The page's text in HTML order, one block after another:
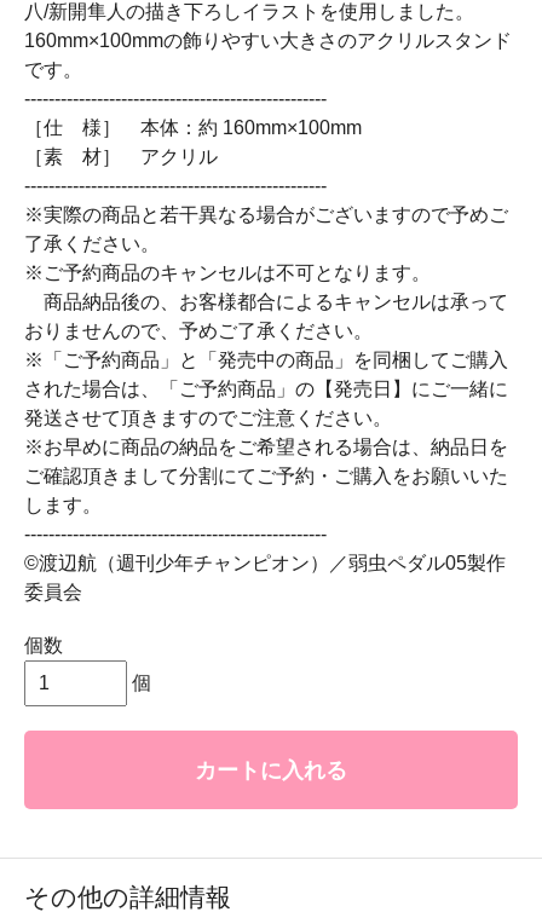
八/新開隼人の描き下ろしイラストを使用しました。
160mm×100mmの飾りやすい大きさのアクリルスタンド
です。
--------------------------------------------------
［仕 様］ 本体：約 160mm×100mm
［素 材］ アクリル
--------------------------------------------------
※実際の商品と若干異なる場合がございますので予めご
了承ください。
※ご予約商品のキャンセルは不可となります。
商品納品後の、お客様都合によるキャンセルは承って
おりませんので、予めご了承ください。
※「ご予約商品」と「発売中の商品」を同梱してご購入
された場合は、「ご予約商品」の【発売日】にご一緒に
発送させて頂きますのでご注意ください。
※お早めに商品の納品をご希望される場合は、納品日を
ご確認頂きまして分割にてご予約・ご購入をお願いいた
します。
--------------------------------------------------
©渡辺航（週刊少年チャンピオン）／弱虫ペダル05製作
委員会
個数
個
カートに入れる
その他の詳細情報